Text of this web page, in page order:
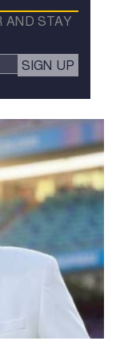
AND STAY